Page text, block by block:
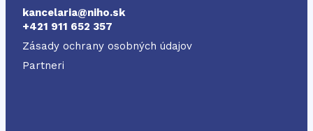
kancelaria@niho.sk
+421 911 652 357
Zásady ochrany osobných údajov
Partneri